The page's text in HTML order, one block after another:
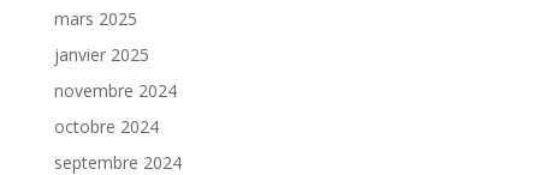
mars 2025
janvier 2025
novembre 2024
octobre 2024
septembre 2024